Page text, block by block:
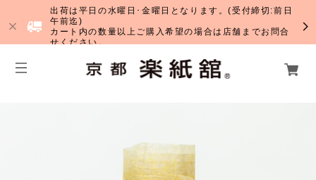
出荷は平日の水曜日･金曜日となります。(受付締切:前日
午前迄)
カート内の数量以上ご購入希望の場合は店舗までお問合
せください。